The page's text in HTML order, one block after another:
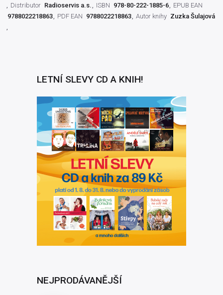
Distributor Radioservis a.s. ISBN 978-80-222-1885-6
EPUB EAN
9788022218863
PDF EAN 9788022218863 Autor knihy Zuzka Šulajová
LETNÍ SLEVY CD A KNIH!
NEJPRODÁVANĚJŠÍ